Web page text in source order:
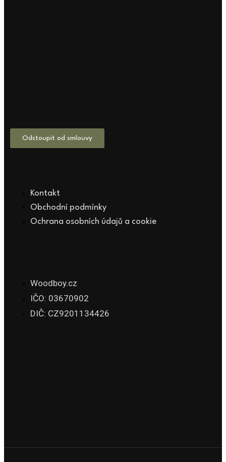
Odstoupit od smlouvy
Kontakt
Obchodní podmínky
Ochrana osobních údajů a cookie
Woodboy.cz
IČO: 03670902
DIČ: CZ9201134426